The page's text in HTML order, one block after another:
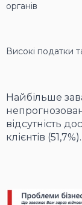
органів
Високі податки
Найбільше
відсутність
клієнтів (51,7%).